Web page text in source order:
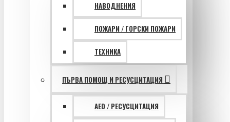
НАВОДНЕНИЯ
ПОЖАРИ / ГОРСКИ ПОЖАРИ
ТЕХНИКА
ПЪРВА ПОМОЩ И РЕСУСЦИТАЦИЯ
AED / РЕСУСЦИТАЦИЯ